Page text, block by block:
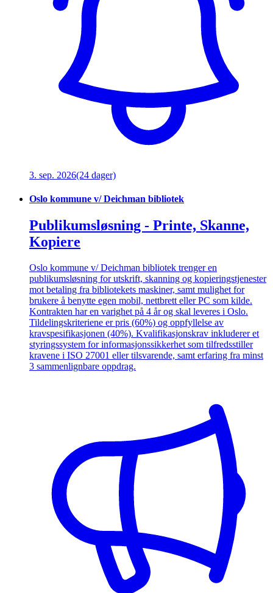
3. sep. 2026(24 dager)
Oslo kommune v/ Deichman bibliotek
Publikumsløsning - Printe, Skanne,
Kopiere
Oslo kommune v/ Deichman bibliotek trenger en
publikumsløsning for utskrift, skanning og kopieringstjenester
mot betaling fra bibliotekets maskiner, samt mulighet for
brukere å benytte egen mobil, nettbrett eller PC som kilde.
Kontrakten har en varighet på 4 år og skal leveres i Oslo.
Tildelingskriteriene er pris (60%) og oppfyllelse av
kravspesifikasjonen (40%). Kvalifikasjonskrav inkluderer et
styringssystem for informasjonssikkerhet som tilfredsstiller
kravene i ISO 27001 eller tilsvarende, samt erfaring fra minst
3 sammenlignbare oppdrag.